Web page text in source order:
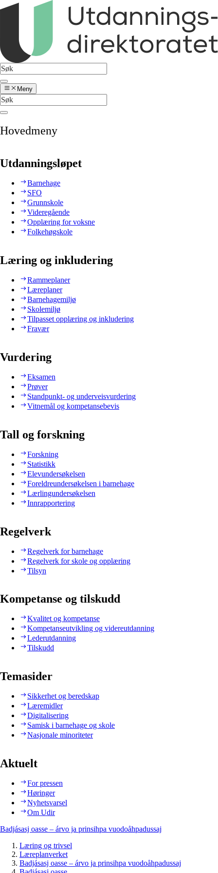
Meny
Hovedmeny
Utdanningsløpet
Barnehage
SFO
Grunnskole
Videregående
Opplæring for voksne
Folkehøgskole
Læring og inkludering
Rammeplaner
Læreplaner
Barnehagemiljø
Skolemiljø
Tilpasset opplæring og inkludering
Fravær
Vurdering
Eksamen
Prøver
Standpunkt- og underveisvurdering
Vitnemål og kompetansebevis
Tall og forskning
Forskning
Statistikk
Elevundersøkelsen
Foreldreundersøkelsen i barnehage
Lærlingundersøkelsen
Innrapportering
Regelverk
Regelverk for barnehage
Regelverk for skole og opplæring
Tilsyn
Kompetanse og tilskudd
Kvalitet og kompetanse
Kompetanseutvikling og videreutdanning
Lederutdanning
Tilskudd
Temasider
Sikkerhet og beredskap
Læremidler
Digitalisering
Samisk i barnehage og skole
Nasjonale minoriteter
Aktuelt
For pressen
Høringer
Nyhetsvarsel
Om Udir
Badjásasj oasse – árvo ja prinsihpa vuodoåhpadussaj
Læring og trivsel
Læreplanverket
Badjásasj oasse – árvo ja prinsihpa vuodoåhpadussaj